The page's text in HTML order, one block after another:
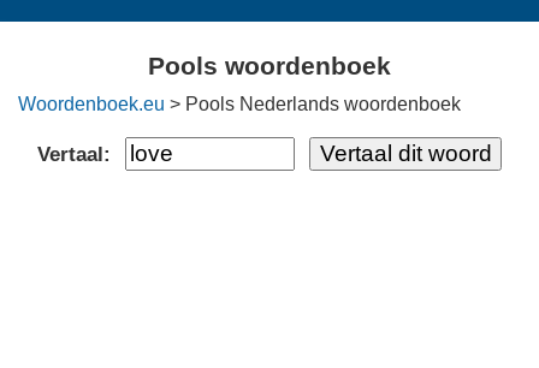
Pools woordenboek
Woordenboek.eu > Pools Nederlands woordenboek
Vertaal: